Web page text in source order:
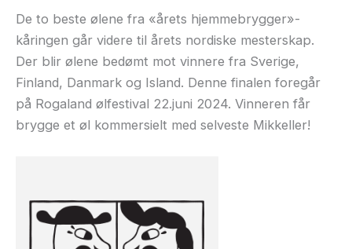
De to beste ølene fra «årets hjemmebrygger»-
kåringen går videre til årets nordiske mesterskap.
Der blir ølene bedømt mot vinnere fra Sverige,
Finland, Danmark og Island. Denne finalen foregår
på Rogaland ølfestival 22.juni 2024. Vinneren får
brygge et øl kommersielt med selveste Mikkeller!